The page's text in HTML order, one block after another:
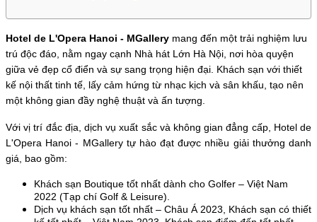
Hotel de L'Opera Hanoi - MGallery mang đến một trải nghiệm lưu
trú độc đáo, nằm ngay cạnh Nhà hát Lớn Hà Nội, nơi hòa quyện
giữa vẻ đẹp cổ điển và sự sang trọng hiện đại. Khách sạn với thiết
kế nội thất tinh tế, lấy cảm hứng từ nhạc kịch và sân khấu, tạo nên
một không gian đầy nghệ thuật và ấn tượng.
Với vị trí đắc địa, dịch vụ xuất sắc và không gian đẳng cấp, Hotel de
L'Opera Hanoi - MGallery tự hào đạt được nhiều giải thưởng danh
giá, bao gồm:
Khách sạn Boutique tốt nhất dành cho Golfer – Việt Nam
2022 (Tạp chí Golf & Leisure).
Dịch vụ khách sạn tốt nhất – Châu Á 2023, Khách sạn có thiết